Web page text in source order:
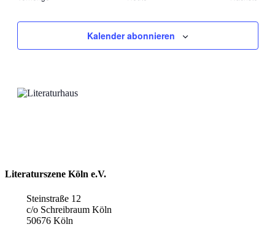
Kalender abonnieren
Literaturszene Köln e.V.
Steinstraße 12
c/o Schreibraum Köln
50676 Köln